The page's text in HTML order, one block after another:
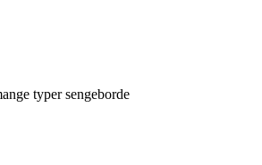
typer sengeborde